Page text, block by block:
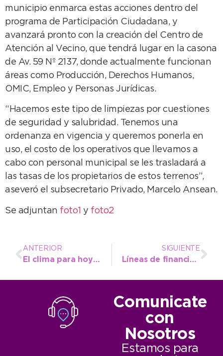
municipio enmarca estas acciones dentro del
programa de Participación Ciudadana, y
avanzará pronto con la creación del Centro de
Atención al Vecino, que tendrá lugar en la casona
de Av. 59 Nº 2137, donde actualmente funcionan
áreas como Producción, Derechos Humanos,
OMIC, Empleo y Personas Jurídicas.
“Hacemos este tipo de limpiezas por cuestiones
de seguridad y salubridad. Tenemos una
ordenanza en vigencia y queremos ponerla en
uso, el costo de los operativos que llevamos a
cabo con personal municipal se les trasladará a
las tasas de los propietarios de estos terrenos”,
aseveró el subsecretario Privado, Marcelo Ansean.
Se adjuntan foto1 y foto2
ANTERIOR
El clima para hoy y el fin de semana
SIGUIENTE
Líneas de financiamiento de Banco Nación para empresas y emprendedores
Comunicate
con
Nosotros
Estamos para